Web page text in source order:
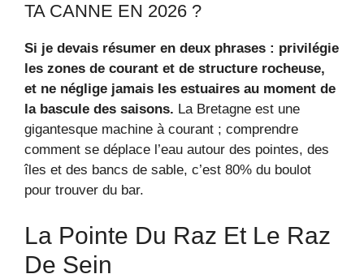
TA CANNE EN 2026 ?
Si je devais résumer en deux phrases : privilégie
les zones de courant et de structure rocheuse,
et ne néglige jamais les estuaires au moment de
la bascule des saisons. La Bretagne est une
gigantesque machine à courant ; comprendre
comment se déplace l’eau autour des pointes, des
îles et des bancs de sable, c’est 80% du boulot
pour trouver du bar.
La Pointe Du Raz Et Le Raz
De Sein